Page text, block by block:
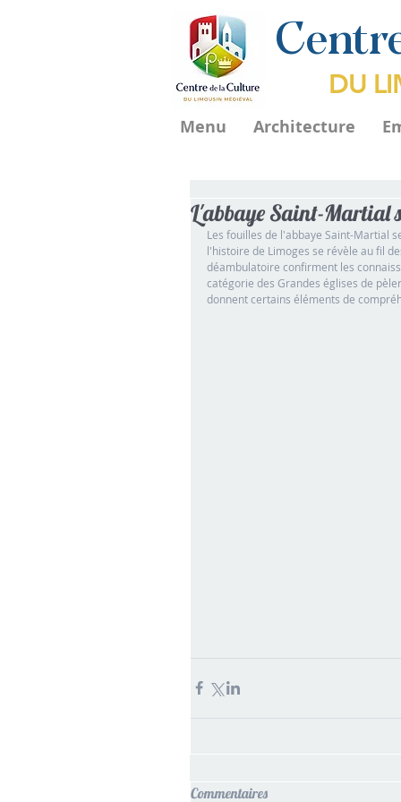
DU
Menu Architecture
L'abbaye Saint-Martial
Les fouilles de l'abbaye Saint-Martial
l'histoire de Limoges se révèle au fil
déambulatoire confirment les
catégorie des Grandes églises de
donnent certains éléments de
Commentaires